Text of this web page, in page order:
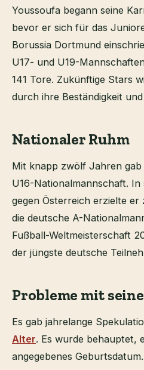
Youssoufa begann seine
bevor er sich für das
Borussia Dortmund
U17- und U19-
141 Tore. Zukünftige Stars
durch ihre Beständigkeit
Nationaler Ruhm
Mit knapp zwölf Jahren
U16-Nationalmannschaft. In
gegen Österreich erzielte
die deutsche A-
Fußball-Weltmeisterschaft
der jüngste deutsche
Probleme mit
Es gab jahrelange
Alter. Es wurde behauptet,
angegebenes